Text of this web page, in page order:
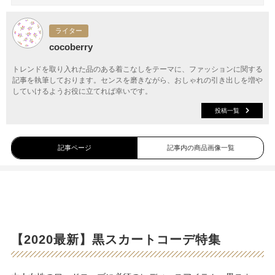
ライター
cocoberry
トレンドを取り入れた品のある着こなしをテーマに、ファッションに関する
記事を執筆しております。センスを磨きながら、おしゃれの引き出しを増や
していけるようお役に立てれば幸いです。
投稿一覧
記事ページ 記事内の商品画像一覧
【2020最新】黒スカートコーデ特集